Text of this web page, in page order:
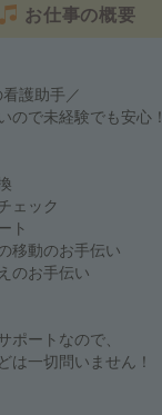
お仕事の概要
護助手／
ので未経験でも安心！
ェック
ト
移動のお手伝い
のお手伝い
ートなので、
は一切問いません！